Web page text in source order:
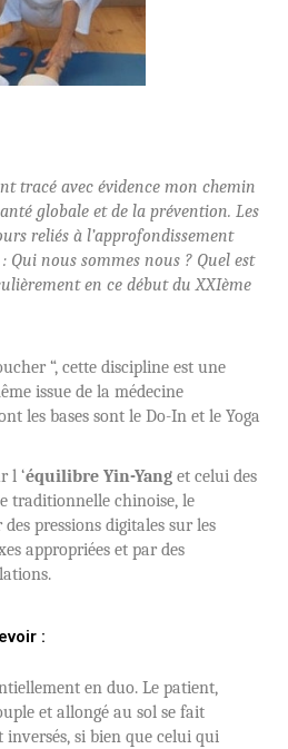
tracé avec évidence mon chemin
globale et de la prévention. Les
reliés à l’approfondissement
Qui nous sommes nous ? Quel est
en ce début du XXIème
“, cette discipline est une
issue de la médecine
les bases sont le Do-In et le Yoga
l ‘équilibre Yin-Yang et celui des
traditionnelle chinoise, le
pressions digitales sur les
appropriées et par des
:
en duo. Le patient,
et allongé au sol se fait
inversés, si bien que celui qui